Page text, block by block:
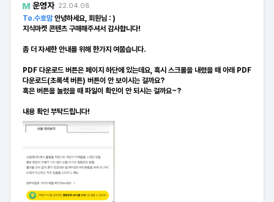
운영자 22.04.08
To.수호맘안녕하세요, 회원님 : )
지식마켓 콘텐츠 구매해주셔서 감사합니다!
좀 더 자세한 안내를 위해 한가지 여쭙습니다.
PDF 다운로드 버튼은 페이지 하단에 있는데요, 혹시 스크롤을 내렸을 때 아래 PDF
다운로드(초록색 버튼) 버튼이 안 보이시는 걸까요?
혹은 버튼을 눌렀을 때 파일이 확인이 안 되시는 걸까요~?
내용 확인 부탁드립니다!